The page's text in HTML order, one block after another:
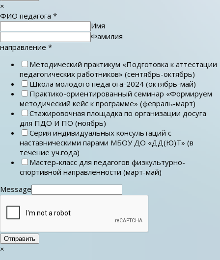
×
ФИО педагога *
Имя
Фамилия
направление *
Методический практикум «Подготовка к аттестации
педагогических работников» (сентябрь-октябрь)
Школа молодого педагога-2024 (октябрь-май)
Практико-ориентированный семинар «Формируем
методический кейс к программе» (февраль-март)
Стажировочная площадка по организации досуга
для ПДО И ПО (ноябрь)
Серия индивидуальных консультаций с
наставническими парами МБОУ ДО «ДД(Ю)Т» (в
течение уч.года)
Мастер-класс для педагогов физкультурно-
спортивной направленности (март-май)
Message
Отправить
×